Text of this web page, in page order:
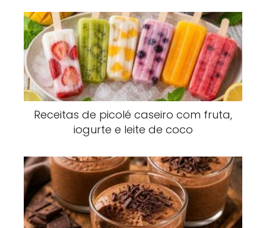
Receitas de picolé caseiro com fruta,
iogurte e leite de coco